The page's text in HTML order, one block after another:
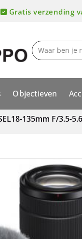
Gratis verzending
Objectieven
135mm F/3.5-